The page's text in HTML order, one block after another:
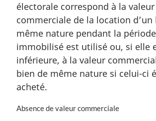
l
e
:
r
g
i
n
a
l
e
:
électorale correspond à la valeur
commerciale de la location d’un
même nature pendant la
immobilisé est utilisé ou, si elle
inférieure, à la valeur
bien de même nature si celui-ci
acheté.
N
Absence de valeur commerciale